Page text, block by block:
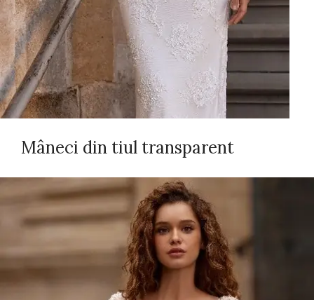
Mâneci din tiul transparent